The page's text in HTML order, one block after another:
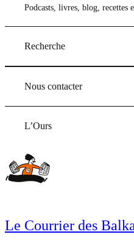
Podcasts, livres, blog, recettes
Recherche
Nous contacter
L’Ours
Le Courrier des